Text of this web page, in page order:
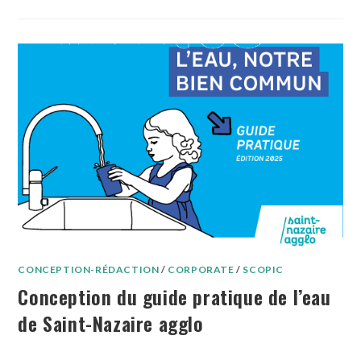
CONCEPTION-RÉDACTION / CORPORATE / SCOPIC
Conception du guide pratique de l’eau
de Saint-Nazaire agglo